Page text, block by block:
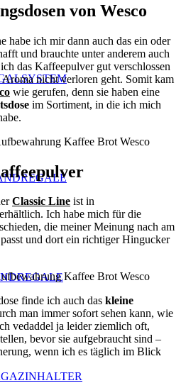
von Wesco
habe ich mir dann auch das ein oder
und brauchte unter anderem auch
das Kaffeepulver gut verschlossen
nicht verloren geht. Somit kam
wie gerufen, denn sie haben eine
im Sortiment, in die ich mich
Classic Line ist in
Ich habe mich für die
die meiner Meinung nach am
und dort ein richtiger Hingucker
finde ich auch das kleine
man immer sofort sehen kann, wie
vedaddel ja leider ziemlich oft,
bevor sie aufgebraucht sind –
wenn ich es täglich im Blick